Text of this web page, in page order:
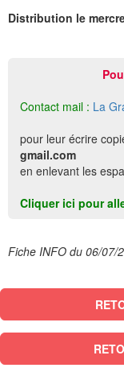
Distribution le
Contact mail : La
pour leur écrire
gmail.com
en enlevant les
Cliquer ici pour
Fiche INFO du 06/07/